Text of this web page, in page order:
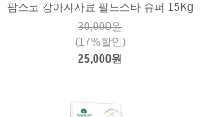
팜스코 강아지사료 필드스타 슈퍼 15Kg
30,000원
(17%할인)
25,000원